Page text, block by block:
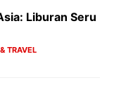
Liburan Seru
TRAVEL